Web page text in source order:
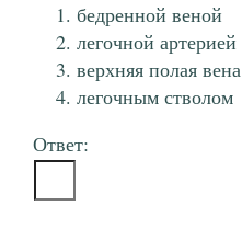
бедренной веной
легочной артерией
верхняя полая вена
легочным стволом
Ответ: